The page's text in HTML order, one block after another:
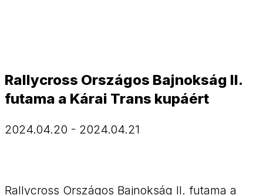
Rallycross Országos Bajnokság II.
futama a Kárai Trans kupáért
2024.04.20 - 2024.04.21
Rallycross Országos Bajnokság II. futama a